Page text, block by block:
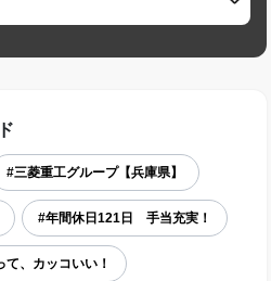
#三菱重工グループ【兵庫県】
#年間休日121日 手当充実！
、カッコいい！